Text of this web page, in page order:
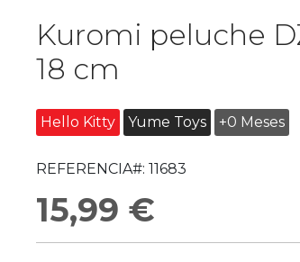
Kuromi peluche
18 cm
Hello Kitty Yume Toys +0 Meses
REFERENCIA#: 11683
15,99 €
galería
imágenes